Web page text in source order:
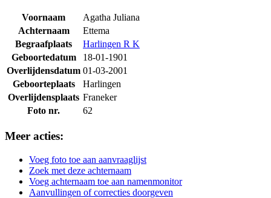
Voornaam
Agatha Juliana
Achternaam
Ettema
Begraafplaats
Harlingen R K
Geboortedatum
18-01-1901
Overlijdensdatum 01-03-2001
Geboorteplaats
Harlingen
Overlijdensplaats Franeker
Foto nr.
62
Meer acties:
Voeg foto toe aan aanvraaglijst
Zoek met deze achternaam
Voeg achternaam toe aan namenmonitor
Aanvullingen of correcties doorgeven